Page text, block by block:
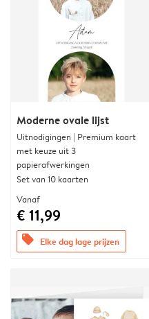
Moderne ovale lijst
Uitnodigingen | Premium kaart
met keuze uit 3
papierafwerkingen
Set van 10 kaarten
Vanaf
€ 11,99
offers Elke dag lage prijzen